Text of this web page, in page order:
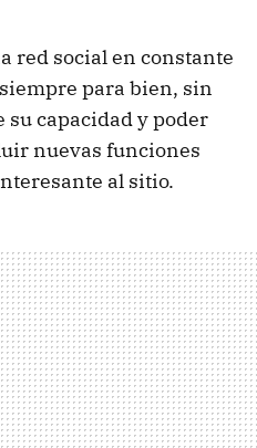
red social en constante
para bien, sin
su capacidad y poder
nuevas funciones
al sitio.